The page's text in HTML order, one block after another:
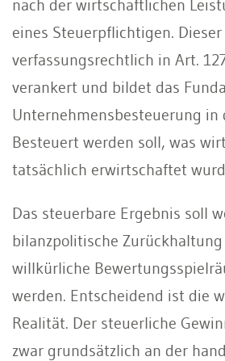
nach der wirtschaftlichen
eines Steuerpflichtigen.
verfassungsrechtlich in Art.
verankert und bildet das
Unternehmensbesteuerung in
Besteuert werden soll, was
tatsächlich erwirtschaftet
Das steuerbare Ergebnis soll
bilanzpolitische
willkürliche
werden. Entscheidend ist die
Realität. Der steuerliche
zwar grundsätzlich an der